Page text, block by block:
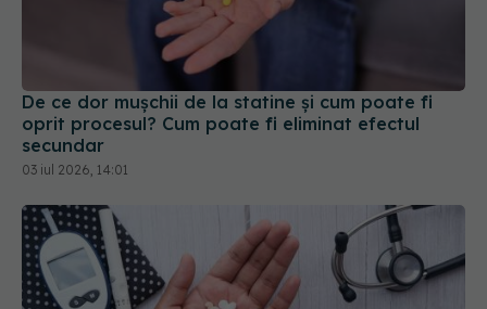
De ce dor mușchii de la statine și cum poate fi
oprit procesul? Cum poate fi eliminat efectul
secundar
03 iul 2026, 14:01